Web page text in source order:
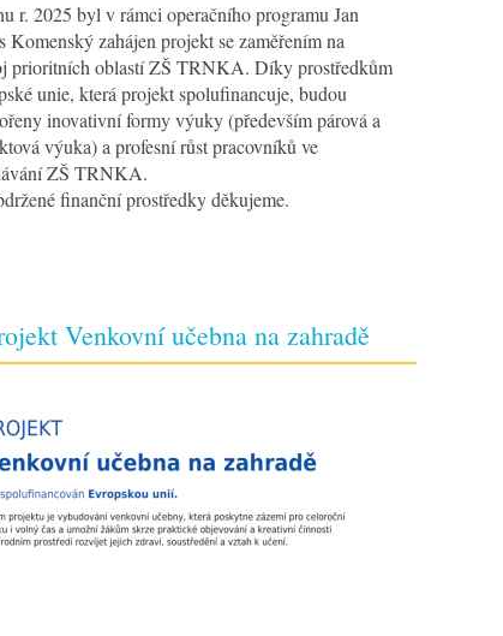
r. 2025 byl v rámci operačního programu Jan
Komenský zahájen projekt se zaměřením na
prioritních oblastí ZŠ TRNKA. Díky prostředkům
unie, která projekt spolufinancuje, budou
inovativní formy výuky (především párová a
výuka) a profesní růst pracovníků ve
ZŠ TRNKA.
finanční prostředky děkujeme.
Venkovní učebna na zahradě